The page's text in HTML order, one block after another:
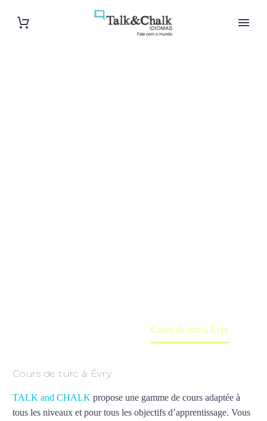
Cours de turc à Évry
Cours de turc à Évry
TALK and CHALK propose une gamme de cours adaptée à
tous les niveaux et pour tous les objectifs d’apprentissage. Vous